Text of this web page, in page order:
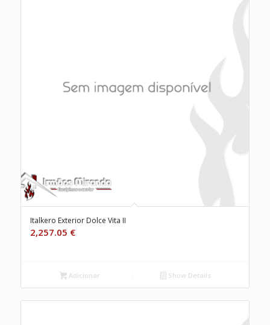
Italkero Exterior Dolce Vita II
2,257.05 €
Adicionar Show Details